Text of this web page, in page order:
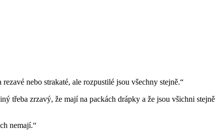
nebo strakaté, ale rozpustilé jsou všechny stejně.“
třeba zrzavý, že mají na packách drápky a že jsou všichni stejně
nemají.“